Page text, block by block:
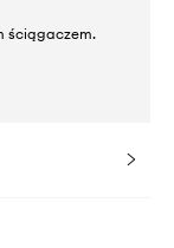
ściągaczem.